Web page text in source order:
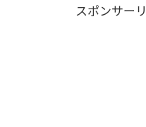
スポンサー